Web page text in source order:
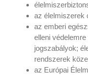
az élelmiszerek
az emberi
elleni
jogszabályok;
rendszerek
az Európai